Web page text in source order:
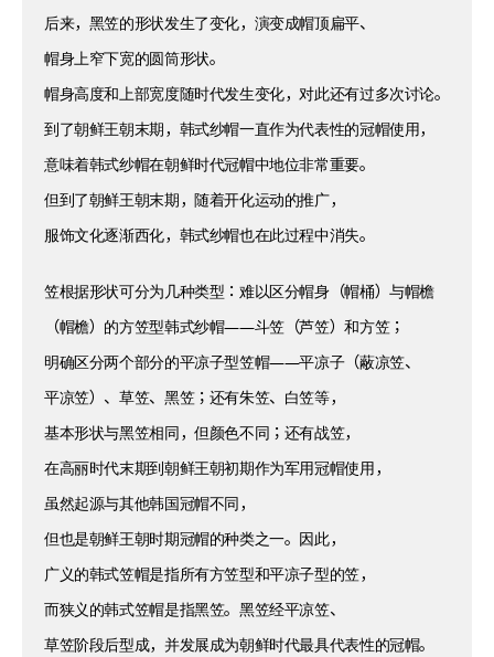
后来，黑笠的形状发生了变化，演变成帽顶扁平、
帽身上窄下宽的圆筒形状。
帽身高度和上部宽度随时代发生变化，对此还有过多次讨论。
到了朝鲜王朝末期，韩式纱帽一直作为代表性的冠帽使用，
意味着韩式纱帽在朝鲜时代冠帽中地位非常重要。
但到了朝鲜王朝末期，随着开化运动的推广，
服饰文化逐渐西化，韩式纱帽也在此过程中消失。
笠根据形状可分为几种类型：难以区分帽身（帽桶）与帽檐
（帽檐）的方笠型韩式纱帽——斗笠（芦笠）和方笠；
明确区分两个部分的平凉子型笠帽——平凉子（蔽凉笠、
平凉笠）、草笠、黑笠；还有朱笠、白笠等，
基本形状与黑笠相同，但颜色不同；还有战笠，
在高丽时代末期到朝鲜王朝初期作为军用冠帽使用，
虽然起源与其他韩国冠帽不同，
但也是朝鲜王朝时期冠帽的种类之一。因此，
广义的韩式笠帽是指所有方笠型和平凉子型的笠，
而狭义的韩式笠帽是指黑笠。黑笠经平凉笠、
草笠阶段后型成，并发展成为朝鲜时代最具代表性的冠帽。